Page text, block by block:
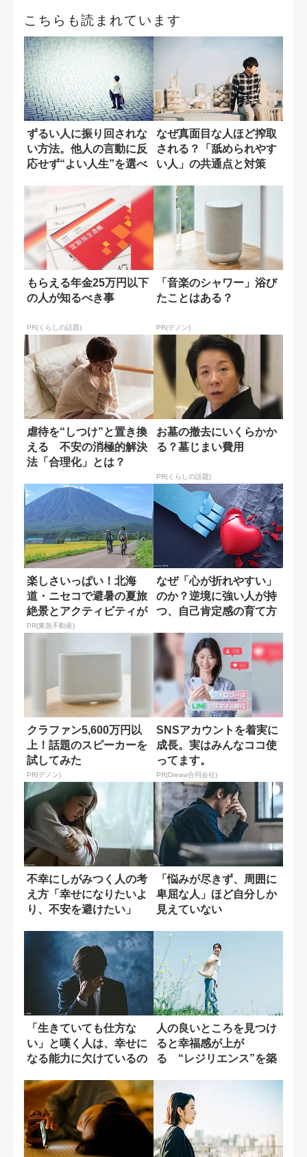
こちらも読まれています
ずるい人に振り回されな
い方法。他人の言動に反
応せず“よい人生”を選べ
なぜ真面目な人ほど搾取
される？「舐められやす
い人」の共通点と対策
もらえる年金25万円以下
の人が知るべき事
PR(くらしの話題)
「音楽のシャワー」浴び
たことはある？
PR(デノン)
虐待を“しつけ”と置き換
える 不安の消極的解決
法「合理化」とは？
お墓の撤去にいくらかか
る？墓じまい費用
PR(くらしの話題)
楽しさいっぱい！北海
道・ニセコで避暑の夏旅
絶景とアクティビティが
揃う「ニセコ東...
PR(東急不動産)
なぜ「心が折れやすい」
のか？逆境に強い人が持
つ、自己肯定感の育て方
クラファン5,600万円以
上！話題のスピーカーを
試してみた
PR(デノン)
SNSアカウントを着実に
成長。実はみんなココ使
ってます。
PR(Dreaw合同会社)
不幸にしがみつく人の考
え方「幸せになりたいよ
り、不安を避けたい」
「悩みが尽きず、周囲に
卑屈な人」ほど自分しか
見えていない
「生きていても仕方な
い」と嘆く人は、幸せに
なる能力に欠けているの
人の良いところを見つけ
ると幸福感が上が
る “レジリエンス”を築